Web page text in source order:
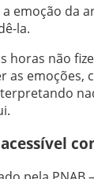
emoção da
la.
horas não
as emoções,